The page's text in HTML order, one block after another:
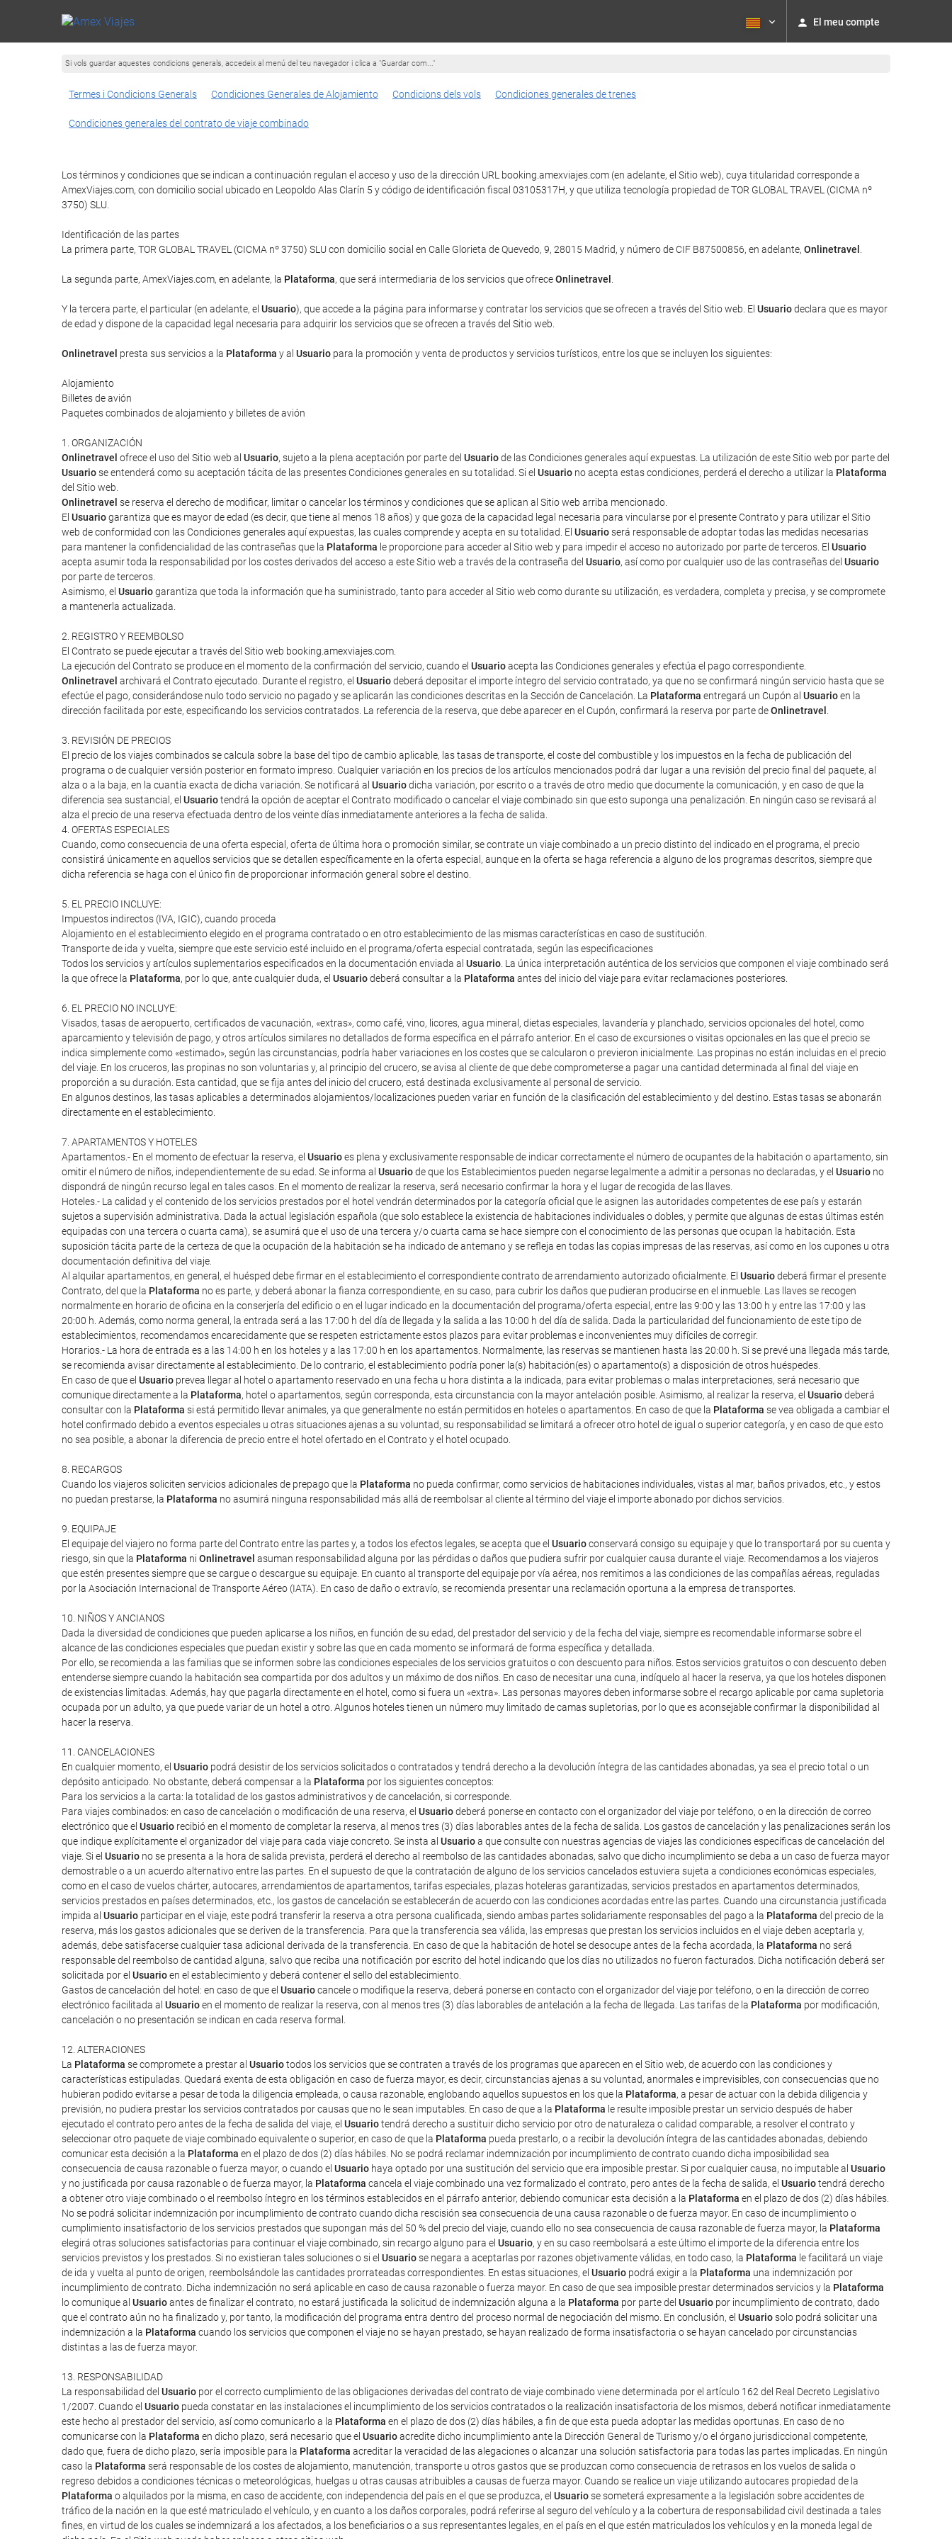
El meu compte
Si vols guardar aquestes condicions generals, accedeix al menú del teu navegador i clica a "Guardar com..."
Termes i Condicions Generals Condiciones Generales de Alojamiento Condicions dels vols Condiciones generales de trenes
Condiciones generales del contrato de viaje combinado
Los términos y condiciones que se indican a continuación regulan el acceso y uso de la dirección URL booking.amexviajes.com (en adelante, el Sitio web), cuya titularidad corresponde a
AmexViajes.com, con domicilio social ubicado en Leopoldo Alas Clarín 5 y código de identificación fiscal 03105317H, y que utiliza tecnología propiedad de TOR GLOBAL TRAVEL (CICMA nº
3750) SLU.
Identificación de las partes
La primera parte, TOR GLOBAL TRAVEL (CICMA nº 3750) SLU con domicilio social en Calle Glorieta de Quevedo, 9, 28015 Madrid, y número de CIF B87500856, en adelante, Onlinetravel
La segunda parte, AmexViajes.com, en adelante, la Plataforma, que será intermediaria de los servicios que ofreceOnlinetravel
Y la tercera parte, el particular (en adelante, el Usuario), que accede a la página para informarse y contratar los servicios que se ofrecen a través del Sitio web. El Usuariodeclara que es mayor
de edad y dispone de la capacidad legal necesaria para adquirir los servicios que se ofrecen a través del Sitio web.
Onlinetravel presta sus servicios a la Plataforma y al Usuario para la promoción y venta de productos y servicios turísticos, entre los que se incluyen los siguientes:
Alojamiento
Billetes de avión
Paquetes combinados de alojamiento y billetes de avión
1. ORGANIZACIÓN
Onlinetravel ofrece el uso del Sitio web al Usuario, sujeto a la plena aceptación por parte del Usuariode las Condiciones generales aquí expuestas. La utilización de este Sitio web por parte del
Usuariose entenderá como su aceptación tácita de las presentes Condiciones generales en su totalidad. Si el Usuario no acepta estas condiciones, perderá el derecho a utilizar la Plataforma
del Sitio web.
Onlinetravel se reserva el derecho de modificar, limitar o cancelar los términos y condiciones que se aplican al Sitio web arriba mencionado.
El Usuariogarantiza que es mayor de edad (es decir, que tiene al menos 18 años) y que goza de la capacidad legal necesaria para vincularse por el presente Contrato y para utilizar el Sitio
web de conformidad con las Condiciones generales aquí expuestas, las cuales comprende y acepta en su totalidad. El Usuarioserá responsable de adoptar todas las medidas necesarias
para mantener la confidencialidad de las contraseñas que la Plataforma le proporcione para acceder al Sitio web y para impedir el acceso no autorizado por parte de terceros. El Usuario
acepta asumir toda la responsabilidad por los costes derivados del acceso a este Sitio web a través de la contraseña del Usuario, así como por cualquier uso de las contraseñas del Usuario
por parte de terceros.
Asimismo, el Usuariogarantiza que toda la información que ha suministrado, tanto para acceder al Sitio web como durante su utilización, es verdadera, completa y precisa, y se compromete
a mantenerla actualizada.
2. REGISTRO Y REEMBOLSO
El Contrato se puede ejecutar a través del Sitio web booking.amexviajes.com.
La ejecución del Contrato se produce en el momento de la confirmación del servicio, cuando el Usuarioacepta las Condiciones generales y efectúa el pago correspondiente.
Onlinetravel archivará el Contrato ejecutado. Durante el registro, el Usuariodeberá depositar el importe íntegro del servicio contratado, ya que no se confirmará ningún servicio hasta que se
efectúe el pago, considerándose nulo todo servicio no pagado y se aplicarán las condiciones descritas en la Sección de Cancelación. La Plataforma entregará un Cupón al Usuarioen la
dirección facilitada por este, especificando los servicios contratados. La referencia de la reserva, que debe aparecer en el Cupón, confirmará la reserva por parte deOnlinetravel
3. REVISIÓN DE PRECIOS
El precio de los viajes combinados se calcula sobre la base del tipo de cambio aplicable, las tasas de transporte, el coste del combustible y los impuestos en la fecha de publicación del
programa o de cualquier versión posterior en formato impreso. Cualquier variación en los precios de los artículos mencionados podrá dar lugar a una revisión del precio final del paquete, al
alza o a la baja, en la cuantía exacta de dicha variación. Se notificará al Usuariodicha variación, por escrito o a través de otro medio que documente la comunicación, y en caso de que la
diferencia sea sustancial, el Usuariotendrá la opción de aceptar el Contrato modificado o cancelar el viaje combinado sin que esto suponga una penalización. En ningún caso se revisará al
alza el precio de una reserva efectuada dentro de los veinte días inmediatamente anteriores a la fecha de salida.
4. OFERTAS ESPECIALES
Cuando, como consecuencia de una oferta especial, oferta de última hora o promoción similar, se contrate un viaje combinado a un precio distinto del indicado en el programa, el precio
consistirá únicamente en aquellos servicios que se detallen específicamente en la oferta especial, aunque en la oferta se haga referencia a alguno de los programas descritos, siempre que
dicha referencia se haga con el único fin de proporcionar información general sobre el destino.
5. EL PRECIO INCLUYE:
Impuestos indirectos (IVA, IGIC), cuando proceda
Alojamiento en el establecimiento elegido en el programa contratado o en otro establecimiento de las mismas características en caso de sustitución.
Transporte de ida y vuelta, siempre que este servicio esté incluido en el programa/oferta especial contratada, según las especificaciones
Todos los servicios y artículos suplementarios especificados en la documentación enviada al Usuario . La única interpretación auténtica de los servicios que componen el viaje combinado será
la que ofrece la Plataforma, por lo que, ante cualquier duda, el Usuariodeberá consultar a la Plataforma antes del inicio del viaje para evitar reclamaciones posteriores.
6. EL PRECIO NO INCLUYE:
Visados, tasas de aeropuerto, certificados de vacunación, «extras», como café, vino, licores, agua mineral, dietas especiales, lavandería y planchado, servicios opcionales del hotel, como
aparcamiento y televisión de pago, y otros artículos similares no detallados de forma específica en el párrafo anterior. En el caso de excursiones o visitas opcionales en las que el precio se
indica simplemente como «estimado», según las circunstancias, podría haber variaciones en los costes que se calcularon o previeron inicialmente. Las propinas no están incluidas en el precio
del viaje. En los cruceros, las propinas no son voluntarias y, al principio del crucero, se avisa al cliente de que debe comprometerse a pagar una cantidad determinada al final del viaje en
proporción a su duración. Esta cantidad, que se fija antes del inicio del crucero, está destinada exclusivamente al personal de servicio.
En algunos destinos, las tasas aplicables a determinados alojamientos/localizaciones pueden variar en función de la clasificación del establecimiento y del destino. Estas tasas se abonarán
directamente en el establecimiento.
7. APARTAMENTOS Y HOTELES
Apartamentos.- En el momento de efectuar la reserva, el Usuarioes plena y exclusivamente responsable de indicar correctamente el número de ocupantes de la habitación o apartamento, sin
omitir el número de niños, independientemente de su edad. Se informa al Usuariode que los Establecimientos pueden negarse legalmente a admitir a personas no declaradas, y el Usuario no
dispondrá de ningún recurso legal en tales casos. En el momento de realizar la reserva, será necesario confirmar la hora y el lugar de recogida de las llaves.
Hoteles.- La calidad y el contenido de los servicios prestados por el hotel vendrán determinados por la categoría oficial que le asignen las autoridades competentes de ese país y estarán
sujetos a supervisión administrativa. Dada la actual legislación española (que solo establece la existencia de habitaciones individuales o dobles, y permite que algunas de estas últimas estén
equipadas con una tercera o cuarta cama), se asumirá que el uso de una tercera y/o cuarta cama se hace siempre con el conocimiento de las personas que ocupan la habitación. Esta
suposición tácita parte de la certeza de que la ocupación de la habitación se ha indicado de antemano y se refleja en todas las copias impresas de las reservas, así como en los cupones u otra
documentación definitiva del viaje.
Al alquilar apartamentos, en general, el huésped debe firmar en el establecimiento el correspondiente contrato de arrendamiento autorizado oficialmente. El Usuariodeberá firmar el presente
Contrato, del que la Plataforma no es parte, y deberá abonar la fianza correspondiente, en su caso, para cubrir los daños que pudieran producirse en el inmueble. Las llaves se recogen
normalmente en horario de oficina en la conserjería del edificio o en el lugar indicado en la documentación del programa/oferta especial, entre las 9:00 y las 13:00 h y entre las 17:00 y las
20:00 h. Además, como norma general, la entrada será a las 17:00 h del día de llegada y la salida a las 10:00 h del día de salida. Dada la particularidad del funcionamiento de este tipo de
establecimientos, recomendamos encarecidamente que se respeten estrictamente estos plazos para evitar problemas e inconvenientes muy difíciles de corregir.
Horarios.- La hora de entrada es a las 14:00 h en los hoteles y a las 17:00 h en los apartamentos. Normalmente, las reservas se mantienen hasta las 20:00 h. Si se prevé una llegada más tarde,
se recomienda avisar directamente al establecimiento. De lo contrario, el establecimiento podría poner la(s) habitación(es) o apartamento(s) a disposición de otros huéspedes.
En caso de que el Usuario prevea llegar al hotel o apartamento reservado en una fecha u hora distinta a la indicada, para evitar problemas o malas interpretaciones, será necesario que
comunique directamente a la Plataforma, hotel o apartamentos, según corresponda, esta circunstancia con la mayor antelación posible. Asimismo, al realizar la reserva, el Usuariodeberá
consultar con la Plataforma si está permitido llevar animales, ya que generalmente no están permitidos en hoteles o apartamentos. En caso de que la Plataforma se vea obligada a cambiar el
hotel confirmado debido a eventos especiales u otras situaciones ajenas a su voluntad, su responsabilidad se limitará a ofrecer otro hotel de igual o superior categoría, y en caso de que esto
no sea posible, a abonar la diferencia de precio entre el hotel ofertado en el Contrato y el hotel ocupado.
8. RECARGOS
Cuando los viajeros soliciten servicios adicionales de prepago que la Plataforma no pueda confirmar, como servicios de habitaciones individuales, vistas al mar, baños privados, etc., y estos
no puedan prestarse, la Plataforma no asumirá ninguna responsabilidad más allá de reembolsar al cliente al término del viaje el importe abonado por dichos servicios.
9. EQUIPAJE
El equipaje del viajero no forma parte del Contrato entre las partes y, a todos los efectos legales, se acepta que el Usuarioconservará consigo su equipaje y que lo transportará por su cuenta y
riesgo, sin que la Plataforma ni Onlinetravel asuman responsabilidad alguna por las pérdidas o daños que pudiera sufrir por cualquier causa durante el viaje. Recomendamos a los viajeros
que estén presentes siempre que se cargue o descargue su equipaje. En cuanto al transporte del equipaje por vía aérea, nos remitimos a las condiciones de las compañías aéreas, reguladas
por la Asociación Internacional de Transporte Aéreo (IATA). En caso de daño o extravío, se recomienda presentar una reclamación oportuna a la empresa de transportes.
10. NIÑOS Y ANCIANOS
Dada la diversidad de condiciones que pueden aplicarse a los niños, en función de su edad, del prestador del servicio y de la fecha del viaje, siempre es recomendable informarse sobre el
alcance de las condiciones especiales que puedan existir y sobre las que en cada momento se informará de forma específica y detallada.
Por ello, se recomienda a las familias que se informen sobre las condiciones especiales de los servicios gratuitos o con descuento para niños. Estos servicios gratuitos o con descuento deben
entenderse siempre cuando la habitación sea compartida por dos adultos y un máximo de dos niños. En caso de necesitar una cuna, indíquelo al hacer la reserva, ya que los hoteles disponen
de existencias limitadas. Además, hay que pagarla directamente en el hotel, como si fuera un «extra». Las personas mayores deben informarse sobre el recargo aplicable por cama supletoria
ocupada por un adulto, ya que puede variar de un hotel a otro. Algunos hoteles tienen un número muy limitado de camas supletorias, por lo que es aconsejable confirmar la disponibilidad al
hacer la reserva.
11. CANCELACIONES
En cualquier momento, el Usuario podrá desistir de los servicios solicitados o contratados y tendrá derecho a la devolución íntegra de las cantidades abonadas, ya sea el precio total o un
depósito anticipado. No obstante, deberá compensar a la Plataforma por los siguientes conceptos:
Para los servicios a la carta: la totalidad de los gastos administrativos y de cancelación, si corresponde.
Para viajes combinados: en caso de cancelación o modificación de una reserva, el Usuariodeberá ponerse en contacto con el organizador del viaje por teléfono, o en la dirección de correo
electrónico que el Usuario recibió en el momento de completar la reserva, al menos tres (3) días laborables antes de la fecha de salida. Los gastos de cancelación y las penalizaciones serán los
que indique explícitamente el organizador del viaje para cada viaje concreto. Se insta al Usuarioa que consulte con nuestras agencias de viajes las condiciones específicas de cancelación del
viaje. Si el Usuario no se presenta a la hora de salida prevista, perderá el derecho al reembolso de las cantidades abonadas, salvo que dicho incumplimiento se deba a un caso de fuerza mayor
demostrable o a un acuerdo alternativo entre las partes. En el supuesto de que la contratación de alguno de los servicios cancelados estuviera sujeta a condiciones económicas especiales,
como en el caso de vuelos chárter, autocares, arrendamientos de apartamentos, tarifas especiales, plazas hoteleras garantizadas, servicios prestados en apartamentos determinados,
servicios prestados en países determinados, etc., los gastos de cancelación se establecerán de acuerdo con las condiciones acordadas entre las partes. Cuando una circunstancia justificada
impida al Usuario participar en el viaje, este podrá transferir la reserva a otra persona cualificada, siendo ambas partes solidariamente responsables del pago a la Plataforma del precio de la
reserva, más los gastos adicionales que se deriven de la transferencia. Para que la transferencia sea válida, las empresas que prestan los servicios incluidos en el viaje deben aceptarla y,
además, debe satisfacerse cualquier tasa adicional derivada de la transferencia. En caso de que la habitación de hotel se desocupe antes de la fecha acordada, la Plataforma no será
responsable del reembolso de cantidad alguna, salvo que reciba una notificación por escrito del hotel indicando que los días no utilizados no fueron facturados. Dicha notificación deberá ser
solicitada por el Usuarioen el establecimiento y deberá contener el sello del establecimiento.
Gastos de cancelación del hotel: en caso de que el Usuariocancele o modifique la reserva, deberá ponerse en contacto con el organizador del viaje por teléfono, o en la dirección de correo
electrónico facilitada al Usuarioen el momento de realizar la reserva, con al menos tres (3) días laborables de antelación a la fecha de llegada. Las tarifas de la Plataforma por modificación,
cancelación o no presentación se indican en cada reserva formal.
12. ALTERACIONES
La Plataforma se compromete a prestar al Usuariotodos los servicios que se contraten a través de los programas que aparecen en el Sitio web, de acuerdo con las condiciones y
características estipuladas. Quedará exenta de esta obligación en caso de fuerza mayor, es decir, circunstancias ajenas a su voluntad, anormales e imprevisibles, con consecuencias que no
hubieran podido evitarse a pesar de toda la diligencia empleada, o causa razonable, englobando aquellos supuestos en los que la Plataforma, a pesar de actuar con la debida diligencia y
previsión, no pudiera prestar los servicios contratados por causas que no le sean imputables. En caso de que a la Plataforma le resulte imposible prestar un servicio después de haber
ejecutado el contrato pero antes de la fecha de salida del viaje, el Usuariotendrá derecho a sustituir dicho servicio por otro de naturaleza o calidad comparable, a resolver el contrato y
seleccionar otro paquete de viaje combinado equivalente o superior, en caso de que la Plataforma pueda prestarlo, o a recibir la devolución íntegra de las cantidades abonadas, debiendo
comunicar esta decisión a la Plataforma en el plazo de dos (2) días hábiles. No se podrá reclamar indemnización por incumplimiento de contrato cuando dicha imposibilidad sea
consecuencia de causa razonable o fuerza mayor, o cuando el Usuario haya optado por una sustitución del servicio que era imposible prestar. Si por cualquier causa, no imputable al Usuario
y no justificada por causa razonable o de fuerza mayor, la Plataforma cancela el viaje combinado una vez formalizado el contrato, pero antes de la fecha de salida, el Usuariotendrá derecho
a obtener otro viaje combinado o el reembolso íntegro en los términos establecidos en el párrafo anterior, debiendo comunicar esta decisión a la Plataforma en el plazo de dos (2) días hábiles.
No se podrá solicitar indemnización por incumplimiento de contrato cuando dicha rescisión sea consecuencia de una causa razonable o de fuerza mayor. En caso de incumplimiento o
cumplimiento insatisfactorio de los servicios prestados que supongan más del 50 % del precio del viaje, cuando ello no sea consecuencia de causa razonable de fuerza mayor, la Plataforma
elegirá otras soluciones satisfactorias para continuar el viaje combinado, sin recargo alguno para el Usuario, y en su caso reembolsará a este último el importe de la diferencia entre los
servicios previstos y los prestados. Si no existieran tales soluciones o si el Usuariose negara a aceptarlas por razones objetivamente válidas, en todo caso, la Plataforma le facilitará un viaje
de ida y vuelta al punto de origen, reembolsándole las cantidades prorrateadas correspondientes. En estas situaciones, el Usuario podrá exigir a la Plataforma una indemnización por
incumplimiento de contrato. Dicha indemnización no será aplicable en caso de causa razonable o fuerza mayor. En caso de que sea imposible prestar determinados servicios y la Plataforma
lo comunique al Usuarioantes de finalizar el contrato, no estará justificada la solicitud de indemnización alguna a la Plataforma por parte del Usuario por incumplimiento de contrato, dado
que el contrato aún no ha finalizado y, por tanto, la modificación del programa entra dentro del proceso normal de negociación del mismo. En conclusión, el Usuariosolo podrá solicitar una
indemnización a la Plataforma cuando los servicios que componen el viaje no se hayan prestado, se hayan realizado de forma insatisfactoria o se hayan cancelado por circunstancias
distintas a las de fuerza mayor.
13. RESPONSABILIDAD
La responsabilidad del Usuario por el correcto cumplimiento de las obligaciones derivadas del contrato de viaje combinado viene determinada por el artículo 162 del Real Decreto Legislativo
1/2007. Cuando el Usuario pueda constatar en las instalaciones el incumplimiento de los servicios contratados o la realización insatisfactoria de los mismos, deberá notificar inmediatamente
este hecho al prestador del servicio, así como comunicarlo a la Plataforma en el plazo de dos (2) días hábiles, a fin de que esta pueda adoptar las medidas oportunas. En caso de no
comunicarse con la Plataforma en dicho plazo, será necesario que el Usuarioacredite dicho incumplimiento ante la Dirección General de Turismo y/o el órgano jurisdiccional competente,
dado que, fuera de dicho plazo, sería imposible para la Plataforma acreditar la veracidad de las alegaciones o alcanzar una solución satisfactoria para todas las partes implicadas. En ningún
caso la Plataforma será responsable de los costes de alojamiento, manutención, transporte u otros gastos que se produzcan como consecuencia de retrasos en los vuelos de salida o
regreso debidos a condiciones técnicas o meteorológicas, huelgas u otras causas atribuibles a causas de fuerza mayor. Cuando se realice un viaje utilizando autocares propiedad de la
Plataforma o alquilados por la misma, en caso de accidente, con independencia del país en el que se produzca, el Usuariose someterá expresamente a la legislación sobre accidentes de
tráfico de la nación en la que esté matriculado el vehículo, y en cuanto a los daños corporales, podrá referirse al seguro del vehículo y a la cobertura de responsabilidad civil destinada a tales
fines, en virtud de los cuales se indemnizará a los afectados, a los beneficiarios o a sus representantes legales, en el país en el que estén matriculados los vehículos y en la moneda legal de